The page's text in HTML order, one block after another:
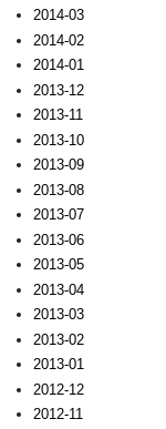
2014-03
2014-02
2014-01
2013-12
2013-11
2013-10
2013-09
2013-08
2013-07
2013-06
2013-05
2013-04
2013-03
2013-02
2013-01
2012-12
2012-11